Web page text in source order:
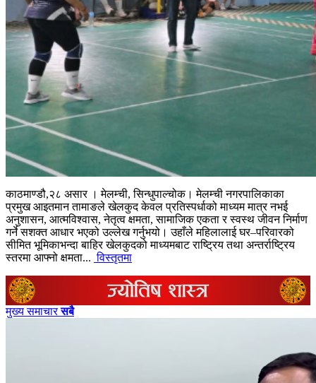
काठमाण्डौ,२८ असार । मेलम्ची, सिन्धुपाल्चोक। मेलम्ची नगरपालिकाका
प्रमुख आइतमान तामाङले खेलकुद केवल प्रतिस्पर्धाको माध्यम मात्र नभई
अनुशासन, आत्मविश्वास, नेतृत्व क्षमता, सामाजिक एकता र स्वस्थ जीवन निर्माण
गर्ने सशक्त आधार भएको उल्लेख गर्नुभयो। उहाँले महिलालाई घर–परिवारको
सीमित भूमिकाभन्दा बाहिर खेलकुदको माध्यमबाट राष्ट्रिय तथा अन्तर्राष्ट्रिय
स्तरमा आफ्नो क्षमता... विस्तृतमा
मुख्य समाचार सबै